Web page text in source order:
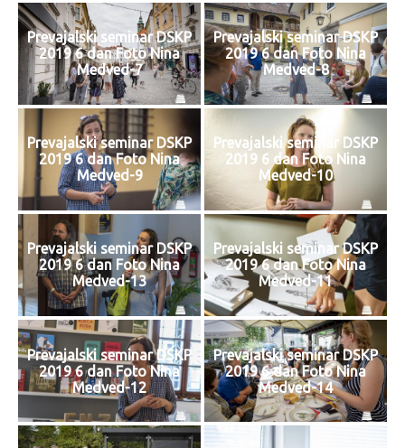
Prevajalski seminar DSKP
2019 6 dan Foto Nina
Medved-7
Prevajalski seminar DSKP
2019 6 dan Foto Nina
Medved-8
Prevajalski seminar DSKP
2019 6 dan Foto Nina
Medved-9
Prevajalski seminar DSKP
2019 6 dan Foto Nina
Medved-10
Prevajalski seminar DSKP
2019 6 dan Foto Nina
Medved-13
Prevajalski seminar DSKP
2019 6 dan Foto Nina
Medved-11
Prevajalski seminar DSKP
2019 6 dan Foto Nina
Medved-12
Prevajalski seminar DSKP
2019 6 dan Foto Nina
Medved-14